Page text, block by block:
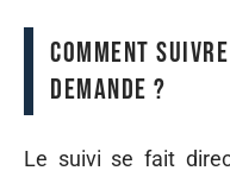
Comment
demande ?
Le suivi se fait